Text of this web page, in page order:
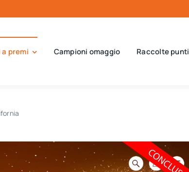
premi Campioni omaggio Raccolte punti